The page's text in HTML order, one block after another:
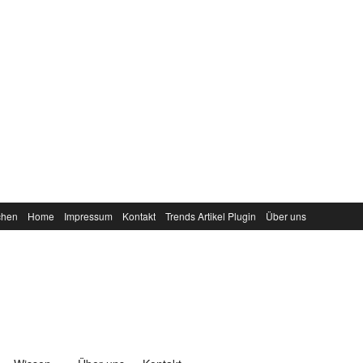
Home Impressum Kontakt Trends Artikel Plugin Über uns